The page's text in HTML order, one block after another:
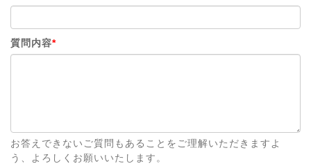
質問内容*
お答えできないご質問もあることをご理解いただきますよ
う、よろしくお願いいたします。